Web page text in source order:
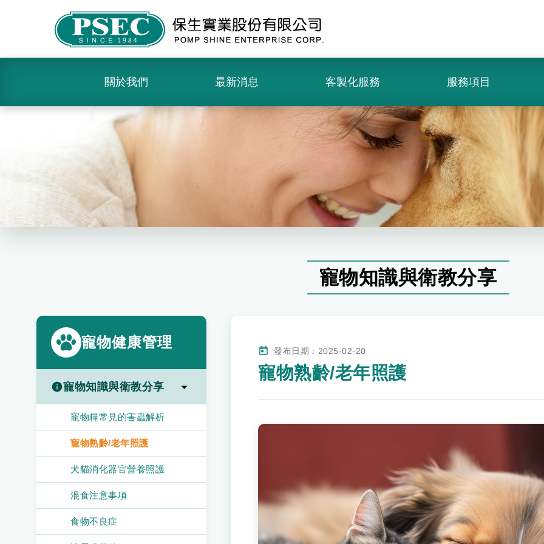
關於我們 最新消息 客製化服務 服務項目
寵物知識與衛教分享
寵物健康管理
寵物知識與衛教分享
寵物糧常見的害蟲解析
寵物熟齡/老年照護
犬貓消化器官營養照護
混食注意事項
食物不良症
發布日期：2025-02-20
寵物熟齡/老年照護